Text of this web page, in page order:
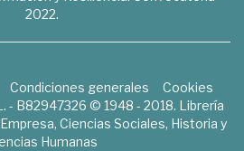
2022.
Condiciones generales
Cookies
- B82947326 © 1948 - 2018. Librería
Ciencias Sociales, Historia y
Humanas